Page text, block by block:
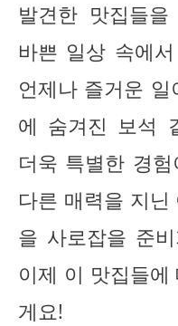
발견한 맛집들
바쁜 일상 속에
언제나 즐거운
에 숨겨진 보석
더욱 특별한 경
다른 매력을 지
을 사로잡을 준
이제 이 맛집들에
게요!